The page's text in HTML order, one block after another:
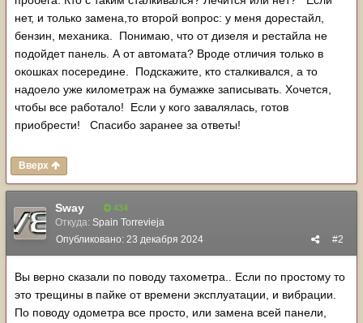
нет, и только замена,то второй вопрос: у меня дорестайл,
бензин, механика. Понимаю, что от дизеля и рестайла не
подойдет панель. А от автомата? Вроде отличия только в
окошках посередине. Подскажите, кто сталкивался, а то
надоело уже километраж на бумажке записывать. Хочется,
чтобы все работало! Если у кого завалялась, готов
приобрести! Спасибо заранее за ответы!
Вверх
Sway 434
Откуда: Spain Torrevieja
#2
Опубликовано: 23 декабря 2024
Вы верно сказали по поводу тахометра.. Если по простому то
это трещины в пайке от времени эксплуатации, и вибрации.
По поводу одометра все просто, или замена всей панели,